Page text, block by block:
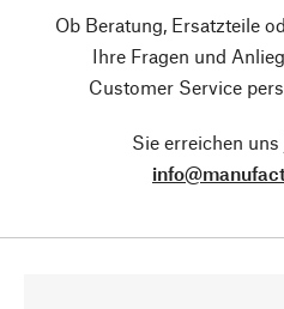
Ob Beratung, Ersatzteile
Ihre Fragen und
Customer Service
Sie erreichen